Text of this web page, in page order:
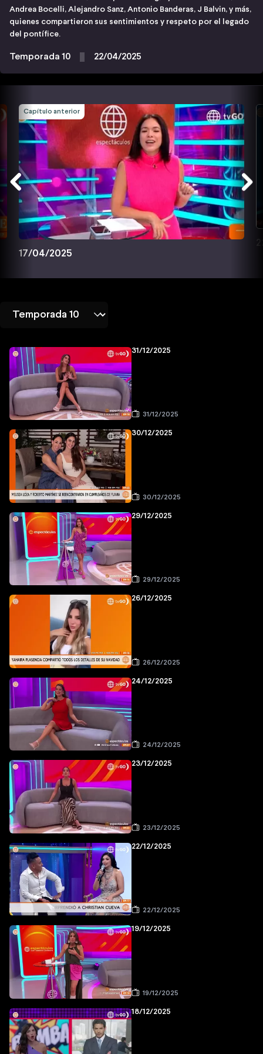
Andrea Bocelli, Alejandro Sanz, Antonio Banderas, J Balvin, y más,
quienes compartieron sus sentimientos y respeto por el legado
del pontífice.
Temporada 10 22/04/2025
Capítulo anterior
17/04/2025
31/12/2025
31/12/2025
30/12/2025
30/12/2025
29/12/2025
29/12/2025
26/12/2025
26/12/2025
24/12/2025
24/12/2025
23/12/2025
23/12/2025
22/12/2025
22/12/2025
19/12/2025
19/12/2025
18/12/2025